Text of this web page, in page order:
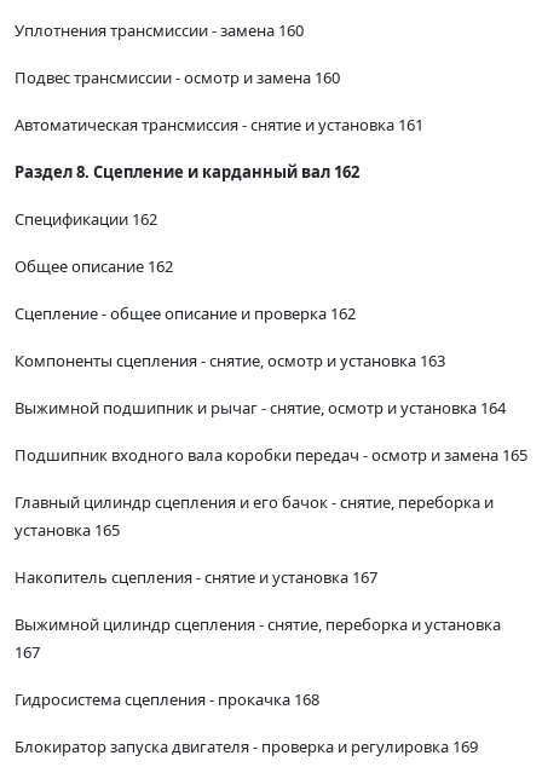
Уплотнения трансмиссии - замена 160
Подвес трансмиссии - осмотр и замена 160
Автоматическая трансмиссия - снятие и установка 161
Раздел 8. Сцепление и карданный вал 162
Спецификации 162
Общее описание 162
Сцепление - общее описание и проверка 162
Компоненты сцепления - снятие, осмотр и установка 163
Выжимной подшипник и рычаг - снятие, осмотр и установка 164
Подшипник входного вала коробки передач - осмотр и замена 165
Главный цилиндр сцепления и его бачок - снятие, переборка и
установка 165
Накопитель сцепления - снятие и установка 167
Выжимной цилиндр сцепления - снятие, переборка и установка
167
Гидросистема сцепления - прокачка 168
Блокиратор запуска двигателя - проверка и регулировка 169